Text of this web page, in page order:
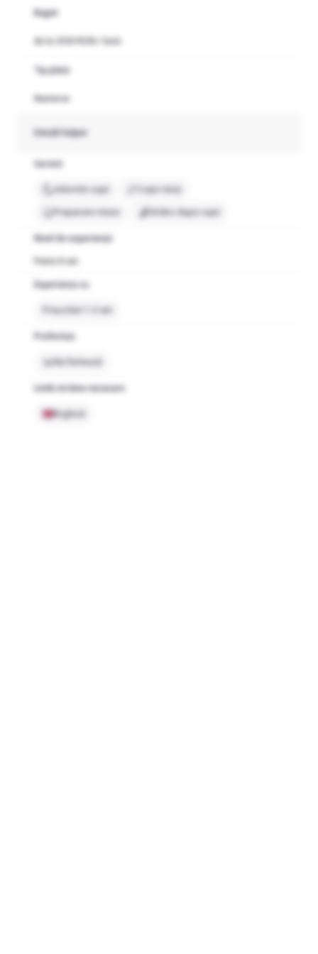
Buget
de la 2550 RON / lună
Tip plată
Numerar
Detalii helper
Servicii
Adormit copii
Copii răciți
Preparare mese
Strâns după copii
Nivel de experiență
Peste 8 ani
Experiența cu
Preșcolari 1-3 ani
Preferințe
Nu fumează
Limbi străine necesare
Engleză